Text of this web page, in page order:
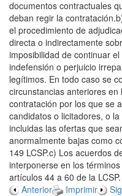
documentos contractuales
deban regir la
el procedimiento de
directa o indirectamente
imposibilidad de continuar
indefensión o perjuicio
legítimos. En todo caso se
circunstancias anteriores
contratación por los que se
candidatos o licitadores, o
incluidas las ofertas que
anormalmente bajas como
149 LCSP.c) Los acuerdos
interponerse en los
artículos 44 a 60 de la LCSP.
Anterior
Imprimir